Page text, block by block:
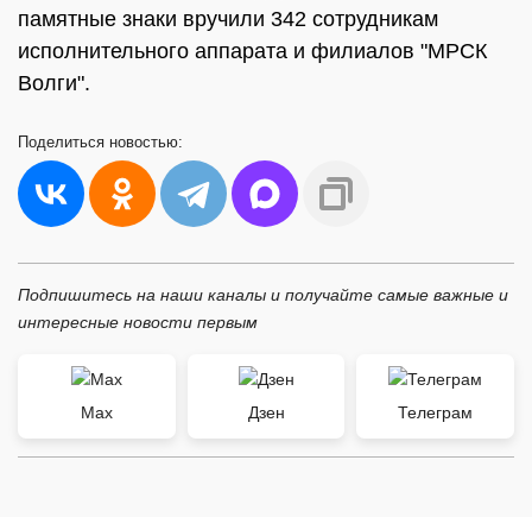
памятные знаки вручили 342 сотрудникам
исполнительного аппарата и филиалов "МРСК
Волги".
Поделиться новостью:
Подпишитесь на наши каналы и получайте самые важные и
интересные новости первым
Max Дзен Телеграм